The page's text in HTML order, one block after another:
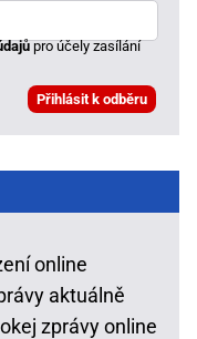
pro účely zasílání
online
aktuálně
zprávy online